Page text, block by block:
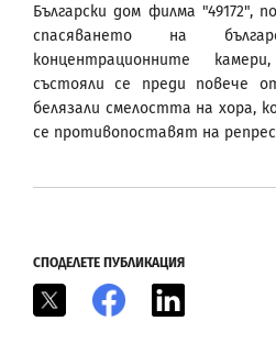
Български дом филма "49172",
спасяването на
концентрационните
състояли се преди повече
белязали смелостта на хора,
се противопоставят на
СПОДЕЛЕТЕ ПУБЛИКАЦИЯ
Facebook